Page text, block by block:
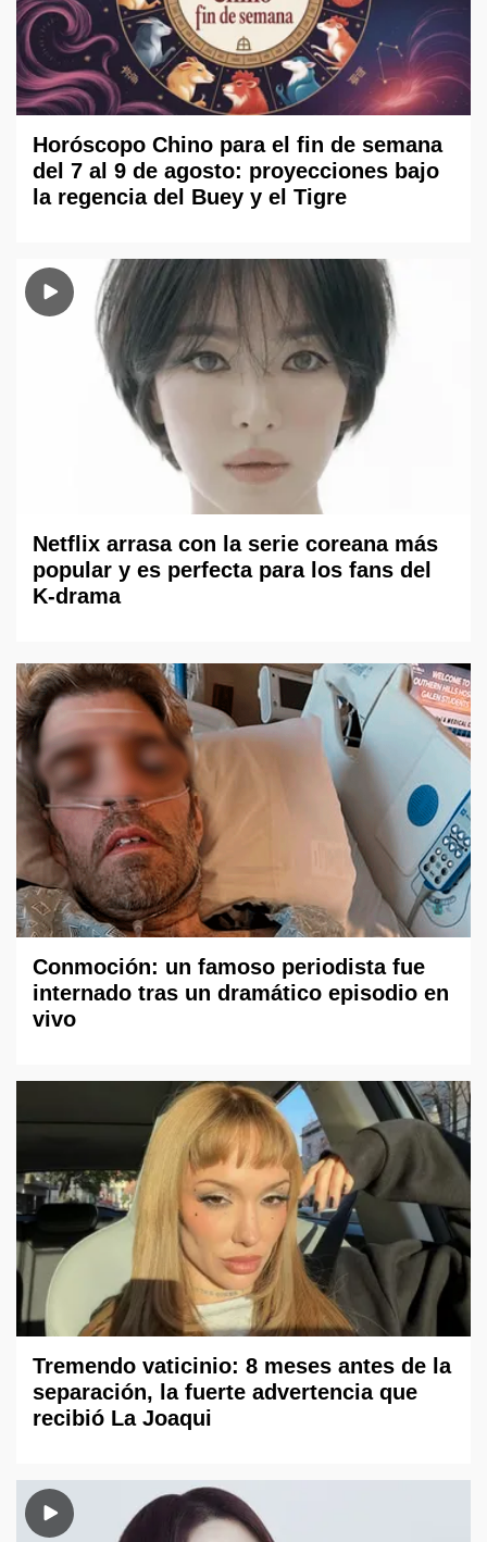
Horóscopo Chino para el fin de semana
del 7 al 9 de agosto: proyecciones bajo
la regencia del Buey y el Tigre
Netflix arrasa con la serie coreana más
popular y es perfecta para los fans del
K-drama
Conmoción: un famoso periodista fue
internado tras un dramático episodio en
vivo
Tremendo vaticinio: 8 meses antes de la
separación, la fuerte advertencia que
recibió La Joaqui